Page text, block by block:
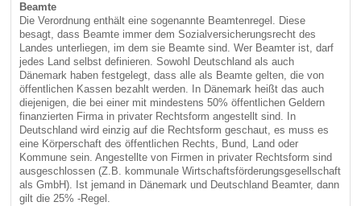
Beamte
Die Verordnung enthält eine sogenannte Beamtenregel. Diese
besagt, dass Beamte immer dem Sozialversicherungsrecht des
Landes unterliegen, im dem sie Beamte sind. Wer Beamter ist, darf
jedes Land selbst definieren. Sowohl Deutschland als auch
Dänemark haben festgelegt, dass alle als Beamte gelten, die von
öffentlichen Kassen bezahlt werden. In Dänemark heißt das auch
diejenigen, die bei einer mit mindestens 50% öffentlichen Geldern
finanzierten Firma in privater Rechtsform angestellt sind. In
Deutschland wird einzig auf die Rechtsform geschaut, es muss es
eine Körperschaft des öffentlichen Rechts, Bund, Land oder
Kommune sein. Angestellte von Firmen in privater Rechtsform sind
ausgeschlossen (Z.B. kommunale Wirtschaftsförderungsgesellschaft
als GmbH). Ist jemand in Dänemark und Deutschland Beamter, dann
gilt die 25% -Regel.